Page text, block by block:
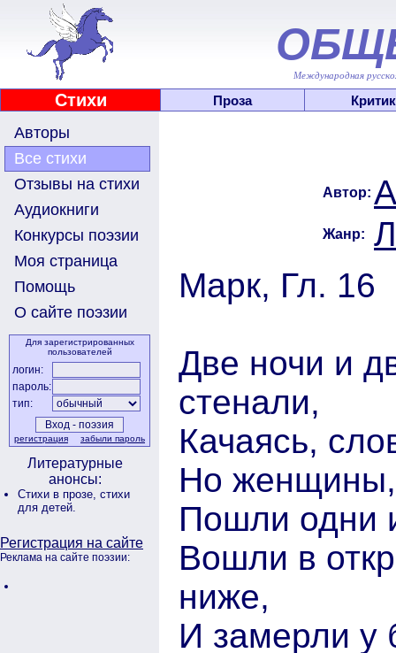
Международная
Стихи Проза
Авторы
Все стихи
Отзывы на стихи
Аудиокниги
Конкурсы поэзии
Моя страница
Помощь
О сайте поэзии
Для зарегистрированных
пользователей
логин:
пароль:
тип:
регистрация забыли пароль
Литературные
анонсы:
Стихи в прозе, стихи
для детей.
Регистрация на сайте
Реклама на сайте поэзии:
Автор:
Жанр:
Марк, Гл. 16
Две ночи и
стенали,
Качаясь,
Но женщины,
Пошли одни
Вошли в
ниже,
И замерли у